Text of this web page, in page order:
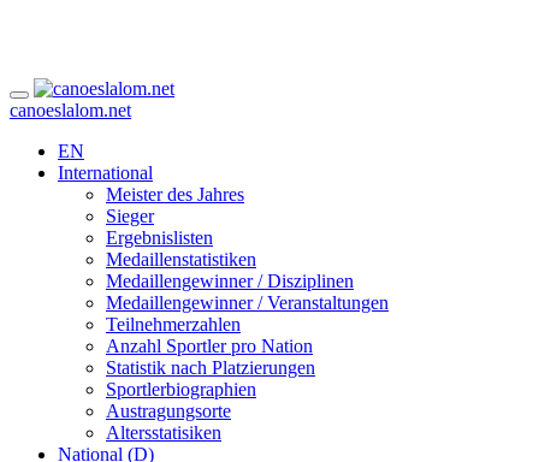
canoeslalom.net
EN
International
Meister des Jahres
Sieger
Ergebnislisten
Medaillenstatistiken
Medaillengewinner / Disziplinen
Medaillengewinner / Veranstaltungen
Teilnehmerzahlen
Anzahl Sportler pro Nation
Statistik nach Platzierungen
Sportlerbiographien
Austragungsorte
Altersstatisiken
National (D)